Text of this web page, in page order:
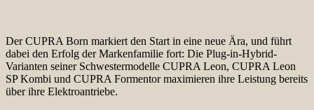
Der CUPRA Born markiert den Start in eine neue Ära, und führt
dabei den Erfolg der Markenfamilie fort: Die Plug-in-Hybrid-
Varianten seiner Schwestermodelle CUPRA Leon, CUPRA Leon
SP Kombi und CUPRA Formentor maximieren ihre Leistung bereits
über ihre Elektroantriebe.